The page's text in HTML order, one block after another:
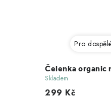
Čelenka organic
Pro
Skladem
299 Kč